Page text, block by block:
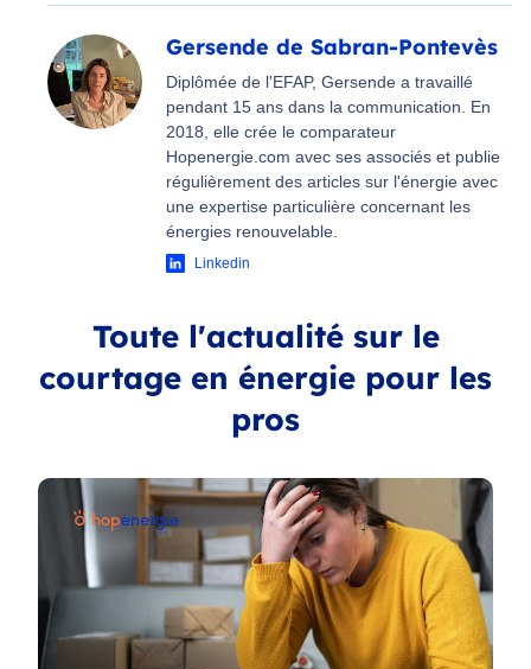
Gersende de Sabran-Pontevès
Diplômée de l'EFAP, Gersende a travaillé
pendant 15 ans dans la communication. En
2018, elle crée le comparateur
Hopenergie.com avec ses associés et publie
régulièrement des articles sur l'énergie avec
une expertise particulière concernant les
énergies renouvelable.
Linkedin
Toute l'actualité sur le
courtage en énergie pour les
pros